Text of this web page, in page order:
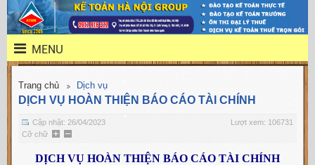
MENU
Trang chủ Dịch vụ
DỊCH VỤ HOÀN THIỆN BÁO CÁO TÀI CHÍNH
Cập nhật: 26/04/2023
Lượt xem: 106731
Cỡ chữ
DỊCH VỤ HOÀN THIỆN BÁO CÁO TÀI CHÍNH